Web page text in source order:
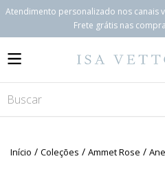
Atendimento personalizado nos canais
Frete grátis nas
Início / Coleções / Ammet Rose /